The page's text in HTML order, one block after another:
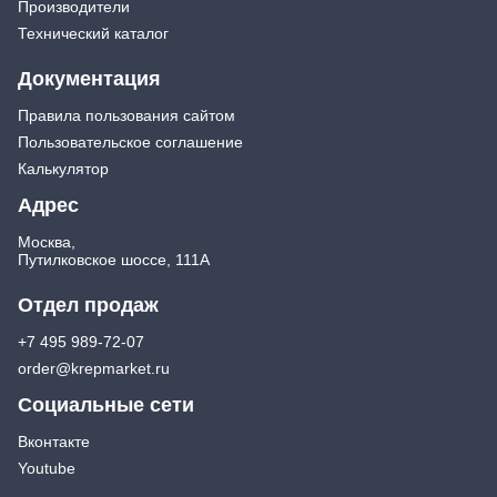
Экстракторы
Ключи (упаковки)
Лестницы, стремянки
Стремянки
Хранение инструмента
Стенды, Панели, Полки
Ящики, Кейсы, Органайзеры
Сумки для инструмента
Средства индивидуальной защиты
Защита глаз, Головы
Плащи и дождевики
Бытовая химия
Средства для мытья посуды
Средства для стирки и ухода за бельем
Средства чистящие и моющие для дома
Производители
Технический каталог
Документация
Правила пользования сайтом
Пользовательское соглашение
Калькулятор
Адрес
Москва,
Путилковское шоссе, 111А
Отдел продаж
+7 495 989-72-07
order@krepmarket.ru
Социальные сети
Вконтакте
Youtube